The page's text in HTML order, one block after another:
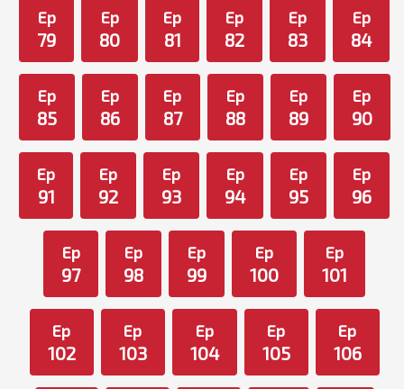
Ep
79
Ep
80
Ep
81
Ep
82
Ep
83
Ep
84
Ep
85
Ep
86
Ep
87
Ep
88
Ep
89
Ep
90
Ep
91
Ep
92
Ep
93
Ep
94
Ep
95
Ep
96
Ep
97
Ep
98
Ep
99
Ep
100
Ep
101
Ep
102
Ep
103
Ep
104
Ep
105
Ep
106